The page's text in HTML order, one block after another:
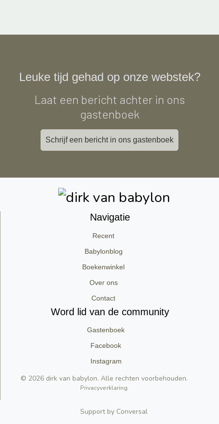
Leuke tijd gehad op onze webstek?
Laat een bericht achter in ons
gastenboek
Schrijf een bericht in ons gastenboek
Navigatie
Recent
Babylonblog
Boekenwinkel
Over ons
Contact
Word lid van de community
Gastenboek
Facebook
Instagram
© 2026 dirk van babylon. Alle rechten voorbehouden.
Privacyverklaring
Support by Conversal